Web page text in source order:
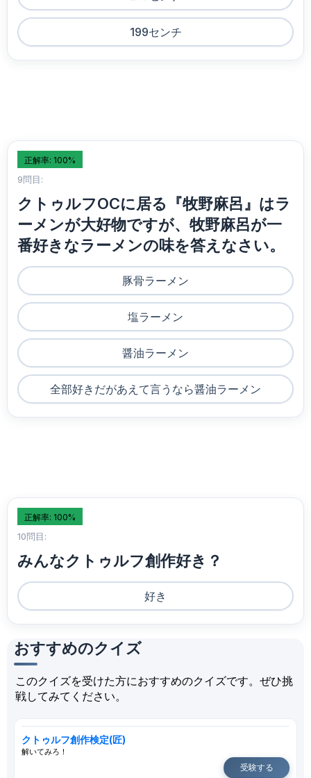
199センチ
正解率: 100%
9問目:
クトゥルフOCに居る『牧野麻呂』はラ
ーメンが大好物ですが、牧野麻呂が一
番好きなラーメンの味を答えなさい。
豚骨ラーメン
塩ラーメン
醤油ラーメン
全部好きだがあえて言うなら醤油ラーメン
正解率: 100%
10問目:
みんなクトゥルフ創作好き？
好き
おすすめのクイズ
このクイズを受けた方におすすめのクイズです。ぜひ挑
戦してみてください。
クトゥルフ創作検定(匠)
解いてみろ！
受験する